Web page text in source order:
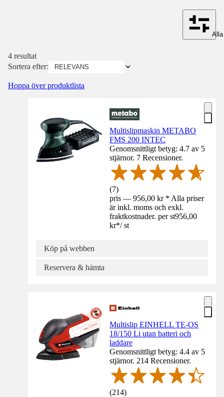
4 resultat
Sortera efter:
Hoppa över produktlista
Multislipmaskin METABO
FMS 200 INTEC
Genomsnittligt betyg: 4.7 av 5
stjärnor. 7 Recensioner.
(7)
pris — 956,00 kr * Alla priser
är inkl. moms och exkl.
fraktkostnader. per st956,00
kr*/ st
Köp på webben
Reservera & hämta
Multislip EINHELL TE-OS
18/150 Li utan batteri och
laddare
Genomsnittligt betyg: 4.4 av 5
stjärnor. 214 Recensioner.
(214)